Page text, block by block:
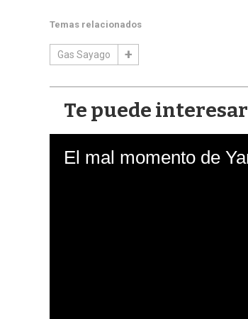
Temas relacionados
Gas Sayago
Te puede interesar